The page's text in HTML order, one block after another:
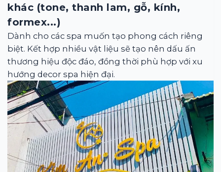
khác (tone, thanh lam, gỗ, kính,
formex...)
Dành cho các spa muốn tạo phong cách riêng
biệt. Kết hợp nhiều vật liệu sẽ tạo nên dấu ấn
thương hiệu độc đáo, đồng thời phù hợp với xu
hướng decor spa hiện đại.